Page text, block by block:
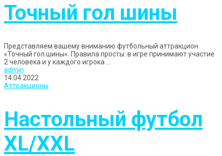
Точный гол шины
Представляем вашему вниманию футбольный аттракцион
«Точный гол шины«. Правила просты: в игре принимают участие
2 человека и у каждого игрока ...
admin
14.04.2022
Аттракционы
Настольный футбол
XL/XXL